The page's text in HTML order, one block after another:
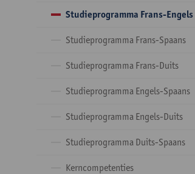
Studieprogramma Frans-Engels
Studieprogramma Frans-Spaans
Studieprogramma Frans-Duits
Studieprogramma Engels-Spaans
Studieprogramma Engels-Duits
Studieprogramma Duits-Spaans
Kerncompetenties